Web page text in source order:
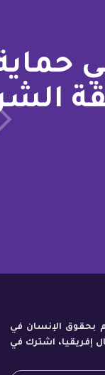
بحقوق الإنسان في
إفريقيا، اشترك في